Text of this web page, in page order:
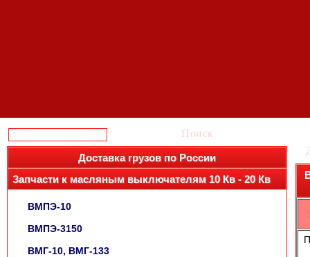
Поиск
Доставка грузов по России
Запчасти к масляным выключателям 10 Кв - 20 Кв
ВМПЭ-10
ВМПЭ-3150
ВМГ-10, ВМГ-133